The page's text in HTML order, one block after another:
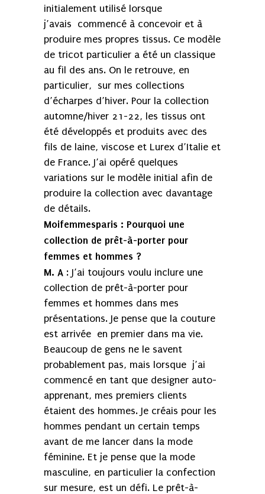
initialement utilisé lorsque
j’avais commencé à concevoir et à
produire mes propres tissus. Ce modèle
de tricot particulier a été un classique
au fil des ans. On le retrouve, en
particulier, sur mes collections
d’écharpes d’hiver. Pour la collection
automne/hiver 21-22, les tissus ont
été développés et produits avec des
fils de laine, viscose et Lurex d’Italie et
de France. J’ai opéré quelques
variations sur le modèle initial afin de
produire la collection avec davantage
de détails.
Moifemmesparis : Pourquoi une
collection de prêt-à-porter pour
femmes et hommes ?
M. A : J’ai toujours voulu inclure une
collection de prêt-à-porter pour
femmes et hommes dans mes
présentations. Je pense que la couture
est arrivée en premier dans ma vie.
Beaucoup de gens ne le savent
probablement pas, mais lorsque j’ai
commencé en tant que designer auto-
apprenant, mes premiers clients
étaient des hommes. Je créais pour les
hommes pendant un certain temps
avant de me lancer dans la mode
féminine. Et je pense que la mode
masculine, en particulier la confection
sur mesure, est un défi. Le prêt-à-